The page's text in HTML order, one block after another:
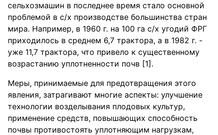
сельхозмашин в последнее время стало основной
проблемой в с/х производстве большинства стран
мира. Например, в 1960 г. на 100 га с/х угодий ФРГ
приходилось в среднем 6,7 трактора, а в 1982 г. -
уже 11,7 трактора, что привело к существенному
возрастанию уплотненности почв [1].
Меры, принимаемые для предотвращения этого
явления, затрагивают многие аспекты: улучшение
технологии возделывания плодовых культур,
применение средств, повышающих способность
почвы противостоять уплотняющим нагрузкам,